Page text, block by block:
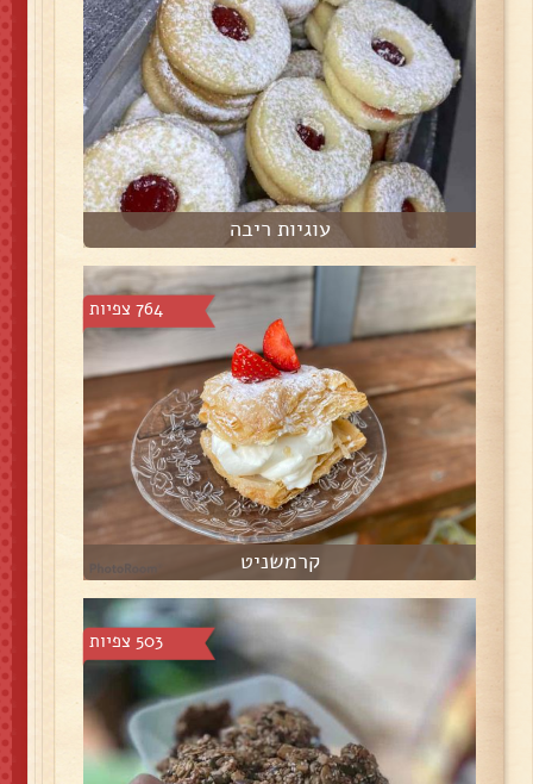
עוגיות ריבה
764 צפיות
קרמשניט
503 צפיות